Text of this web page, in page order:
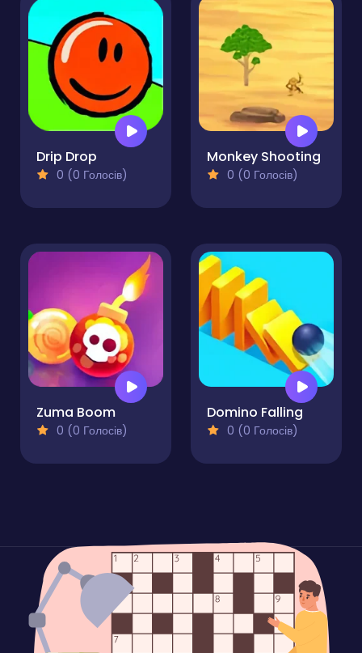
Drip Drop
0 (0 Голосів)
Monkey Shooting
0 (0 Голосів)
Zuma Boom
0 (0 Голосів)
Domino Falling
0 (0 Голосів)